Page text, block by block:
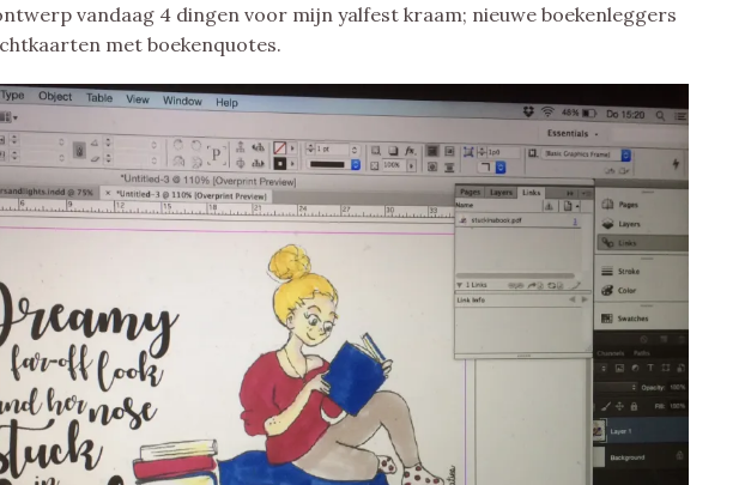
vandaag 4 dingen voor mijn yalfest kraam; nieuwe boekenleggers
met boekenquotes.